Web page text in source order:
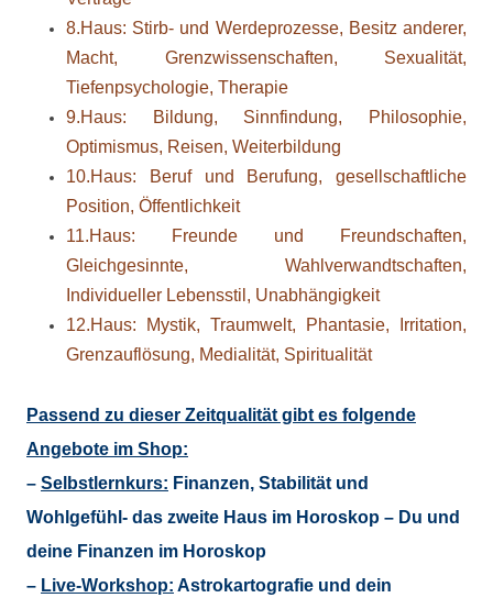
8.Haus: Stirb- und Werdeprozesse, Besitz anderer,
Macht, Grenzwissenschaften, Sexualität,
Tiefenpsychologie, Therapie
9.Haus: Bildung, Sinnfindung, Philosophie,
Optimismus, Reisen, Weiterbildung
10.Haus: Beruf und Berufung, gesellschaftliche
Position, Öffentlichkeit
11.Haus: Freunde und Freundschaften,
Gleichgesinnte, Wahlverwandtschaften,
Individueller Lebensstil, Unabhängigkeit
12.Haus: Mystik, Traumwelt, Phantasie, Irritation,
Grenzauflösung, Medialität, Spiritualität
Passend zu dieser Zeitqualität gibt es folgende
Angebote im Shop:
– Selbstlernkurs: Finanzen, Stabilität und
Wohlgefühl- das zweite Haus im Horoskop – Du und
deine Finanzen im Horoskop
– Live-Workshop: Astrokartografie und dein